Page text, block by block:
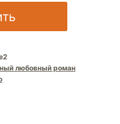
любовный роман